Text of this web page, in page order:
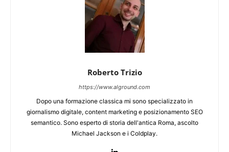
Roberto Trizio
https://www.alground.com
Dopo una formazione classica mi sono specializzato in
giornalismo digitale, content marketing e posizionamento SEO
semantico. Sono esperto di storia dell'antica Roma, ascolto
Michael Jackson e i Coldplay.